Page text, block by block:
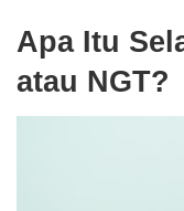
Apa Itu
atau NGT?